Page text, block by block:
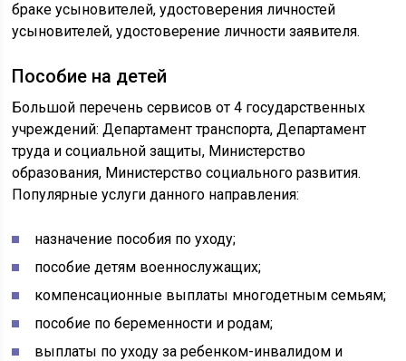
браке усыновителей, удостоверения личностей
усыновителей, удостоверение личности заявителя.
Пособие на детей
Большой перечень сервисов от 4 государственных
учреждений: Департамент транспорта, Департамент
труда и социальной защиты, Министерство
образования, Министерство социального развития.
Популярные услуги данного направления:
назначение пособия по уходу;
пособие детям военнослужащих;
компенсационные выплаты многодетным семьям;
пособие по беременности и родам;
выплаты по уходу за ребенком-инвалидом и